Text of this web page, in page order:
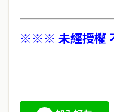
※※※ 未經授權